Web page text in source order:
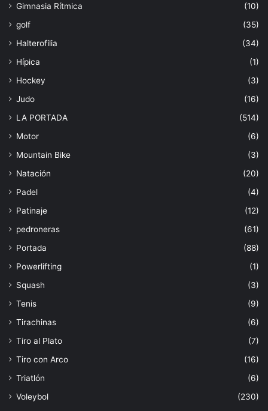
Gimnasia Rítmica
(10)
golf
(35)
Halterofilia
(34)
Hípica
(1)
Hockey
(3)
Judo
(16)
LA PORTADA
(514)
Motor
(6)
Mountain Bike
(3)
Natación
(20)
Padel
(4)
Patinaje
(12)
pedroneras
(61)
Portada
(88)
Powerlifting
(1)
Squash
(3)
Tenis
(9)
Tirachinas
(6)
Tiro al Plato
(7)
Tiro con Arco
(16)
Triatlón
(6)
Voleybol
(230)